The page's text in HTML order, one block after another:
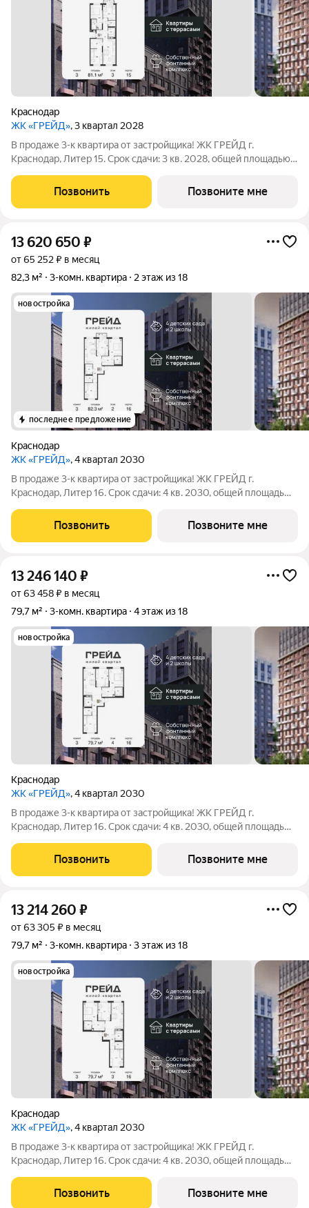
Краснодар
ЖК «ГРЕЙД», 3 квартал 2028
В продаже 3-к квартира от застройщика! ЖК ГРЕЙД г.
Краснодар, Литер 15. Срок сдачи: 3 кв. 2028, общей площадью
Никогда неоклассика не была представлена в краснодарской
архитектуре с таким
Позвонить Позвоните мне
13 620 650 ₽
от 65 252 ₽ в месяц
82,3 м²
3-комн. квартира 2 этаж из 18
новостройка
последнее предложение
Краснодар
ЖК «ГРЕЙД», 4 квартал 2030
В продаже 3-к квартира от застройщика! ЖК ГРЕЙД г.
Краснодар, Литер 16. Срок сдачи: 4 кв. 2030, общей площадью
класса. Никогда неоклассика не была представлена в
краснодарской архитектуре с таким
Позвонить Позвоните мне
13 246 140 ₽
от 63 458 ₽ в месяц
79,7 м²
3-комн. квартира 4 этаж из 18
новостройка
Краснодар
ЖК «ГРЕЙД», 4 квартал 2030
В продаже 3-к квартира от застройщика! ЖК ГРЕЙД г.
Краснодар, Литер 16. Срок сдачи: 4 кв. 2030, общей площадью
класса. Никогда неоклассика не была представлена в
краснодарской архитектуре с таким
Позвонить Позвоните мне
13 214 260 ₽
от 63 305 ₽ в месяц
79,7 м²
3-комн. квартира 3 этаж из 18
новостройка
Краснодар
ЖК «ГРЕЙД», 4 квартал 2030
В продаже 3-к квартира от застройщика! ЖК ГРЕЙД г.
Краснодар, Литер 16. Срок сдачи: 4 кв. 2030, общей площадью
класса. Никогда неоклассика не была представлена в
краснодарской архитектуре с таким
Позвонить Позвоните мне